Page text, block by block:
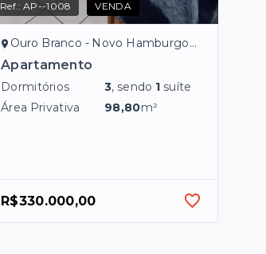
Ref.:AP--1008 VENDA
Ouro Branco - Novo Hamburgo/RS
Apartamento
Dormitórios 3, sendo 1 suíte
Área Privativa
98,80m²
R$330.000,00